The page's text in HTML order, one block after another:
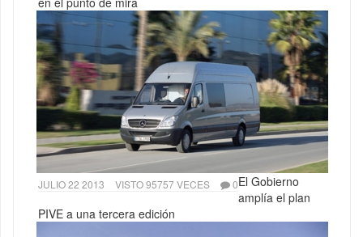
JULIO 22 2013 VISTO 95757 VECES 0El Gobierno
amplía el plan
PIVE a una tercera edición